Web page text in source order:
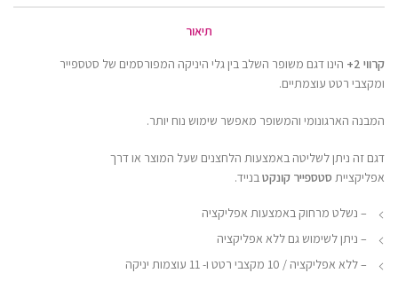
תיאור
קרווי 2+
הינו דגם משופר השלב בין גלי היניקה המפורסמים של סטספייר
ומקצבי רטט עוצמתיים.
המבנה הארגונומי והמשופר מאפשר שימוש נוח יותר.
דגם זה ניתן לשליטה באמצעות הלחצנים שעל המוצר או דרך
אפליקציית סטספייר קונקטבנייד.
– נשלט מרחוק באמצעות אפליקציה
– ניתן לשימוש גם ללא אפליקציה
– ללא אפליקציה / 10 מקצבי רטט ו- 11 עוצמות יניקה